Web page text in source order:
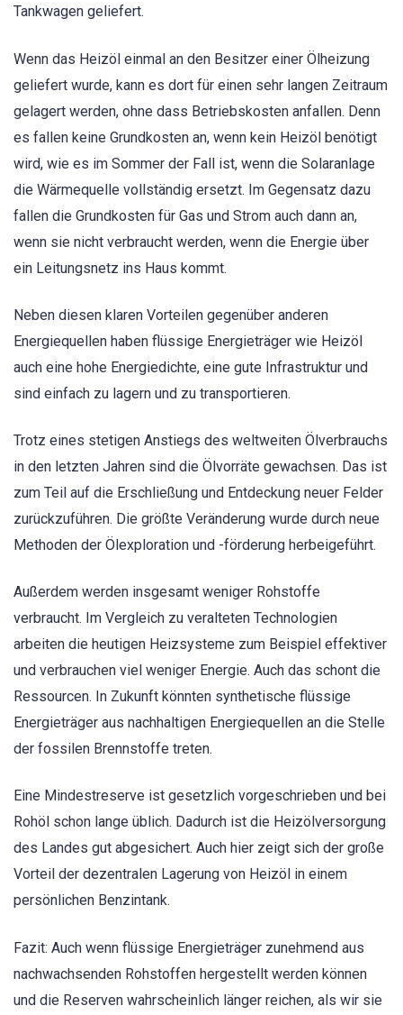
Tankwagen geliefert.
Wenn das Heizöl einmal an den Besitzer einer Ölheizung
geliefert wurde, kann es dort für einen sehr langen Zeitraum
gelagert werden, ohne dass Betriebskosten anfallen. Denn
es fallen keine Grundkosten an, wenn kein Heizöl benötigt
wird, wie es im Sommer der Fall ist, wenn die Solaranlage
die Wärmequelle vollständig ersetzt. Im Gegensatz dazu
fallen die Grundkosten für Gas und Strom auch dann an,
wenn sie nicht verbraucht werden, wenn die Energie über
ein Leitungsnetz ins Haus kommt.
Neben diesen klaren Vorteilen gegenüber anderen
Energiequellen haben flüssige Energieträger wie Heizöl
auch eine hohe Energiedichte, eine gute Infrastruktur und
sind einfach zu lagern und zu transportieren.
Trotz eines stetigen Anstiegs des weltweiten Ölverbrauchs
in den letzten Jahren sind die Ölvorräte gewachsen. Das ist
zum Teil auf die Erschließung und Entdeckung neuer Felder
zurückzuführen. Die größte Veränderung wurde durch neue
Methoden der Ölexploration und -förderung herbeigeführt.
Außerdem werden insgesamt weniger Rohstoffe
verbraucht. Im Vergleich zu veralteten Technologien
arbeiten die heutigen Heizsysteme zum Beispiel effektiver
und verbrauchen viel weniger Energie. Auch das schont die
Ressourcen. In Zukunft könnten synthetische flüssige
Energieträger aus nachhaltigen Energiequellen an die Stelle
der fossilen Brennstoffe treten.
Eine Mindestreserve ist gesetzlich vorgeschrieben und bei
Rohöl schon lange üblich. Dadurch ist die Heizölversorgung
des Landes gut abgesichert. Auch hier zeigt sich der große
Vorteil der dezentralen Lagerung von Heizöl in einem
persönlichen Benzintank.
Fazit: Auch wenn flüssige Energieträger zunehmend aus
nachwachsenden Rohstoffen hergestellt werden können
und die Reserven wahrscheinlich länger reichen, als wir sie